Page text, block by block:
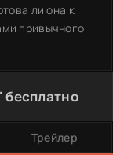
ли она к
привычного
бесплатно
Трейлер